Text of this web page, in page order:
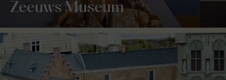
Zeeuws Museum